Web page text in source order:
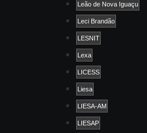
Leão de Nova Iguaçu
Leci Brandão
LESNIT
Lexa
LICESS
Liesa
LIESA-AM
LIESAP